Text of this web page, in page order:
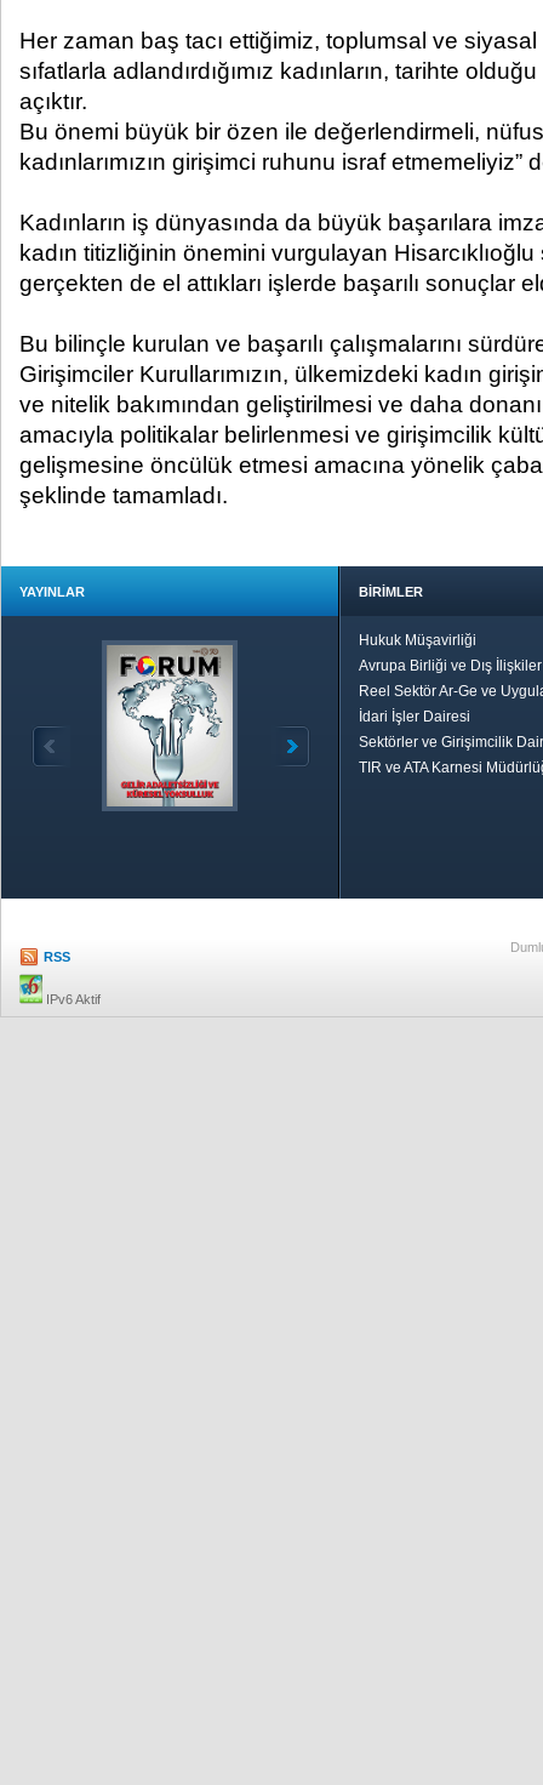
Her zaman baş tacı ettiğimiz, toplumsal ve
sıfatlarla adlandırdığımız kadınların, tarihte
açıktır.
Bu önemi büyük bir özen ile değerlendirmeli,
kadınlarımızın girişimci ruhunu israf etmemeliyiz”
Kadınların iş dünyasında da büyük başarılara
kadın titizliğinin önemini vurgulayan Hisarcıklıoğlu
gerçekten de el attıkları işlerde başarılı sonuçlar
Bu bilinçle kurulan ve başarılı çalışmalarını
Girişimciler Kurullarımızın, ülkemizdeki kadın
ve nitelik bakımından geliştirilmesi ve daha
amacıyla politikalar belirlenmesi ve girişimcilik
gelişmesine öncülük etmesi amacına yönelik
şeklinde tamamladı.
YAYINLAR BİRİMLER
Hukuk Müşavirliği
Avrupa Birliği ve Dış
Reel Sektör Ar-Ge ve
İdari İşler Dairesi
Sektörler ve Girişimcilik
TIR ve ATA Karnesi
RSS
IPv6 Aktif